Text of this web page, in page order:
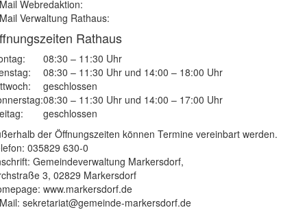
Webredaktion:
Verwaltung Rathaus:
Rathaus
08:30 – 11:30 Uhr
08:30 – 11:30 Uhr und 14:00 – 18:00 Uhr
geschlossen
08:30 – 11:30 Uhr und 14:00 – 17:00 Uhr
geschlossen
der Öffnungszeiten können Termine vereinbart werden.
035829 630-0
Gemeindeverwaltung Markersdorf,
3, 02829 Markersdorf
www.markersdorf.de
sekretariat@gemeinde-markersdorf.de